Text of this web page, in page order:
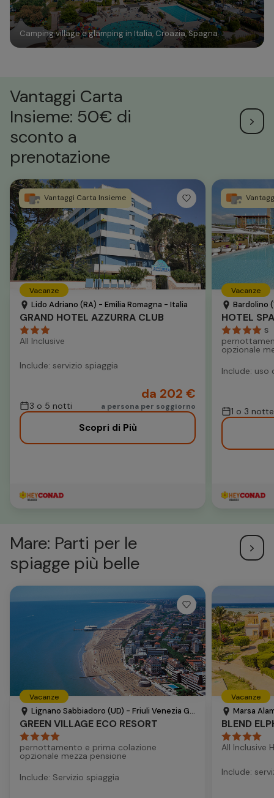
Camping village e glamping in Italia, Croazia, Spagna
Vantaggi Carta
Insieme: 50€ di
sconto a
prenotazione
Vantaggi Carta Insieme
Vacanze
Lido Adriano (RA) - Emilia Romagna - Italia
GRAND HOTEL AZZURRA CLUB
All Inclusive
Include: servizio spiaggia
3 o 5 notti
da 202 €
a persona per soggiorno
Scopri di Più
Vacanze
Bardolino
S
opzionale
Include: uso
1 o 3 notte
Mare: Parti per le
spiagge più belle
Vacanze
Lignano Sabbiadoro (UD) - Friuli Venezia Giulia - Italia
GREEN VILLAGE ECO RESORT
pernottamento e prima colazione
opzionale mezza pensione
Include: Servizio spiaggia
Vacanze
Marsa
BLEND
All Inclusive
Include: